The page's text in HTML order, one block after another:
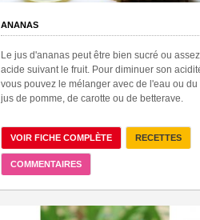
ANANAS
Le jus d'ananas peut être bien sucré ou assez
acide suivant le fruit. Pour diminuer son
vous pouvez le mélanger avec de l'eau ou du
jus de pomme, de carotte ou de betterave.
VOIR FICHE COMPLÈTE RECETTES
COMMENTAIRES